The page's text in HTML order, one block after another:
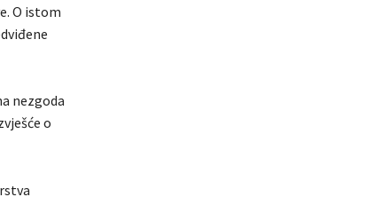
O istom
nezgoda
o